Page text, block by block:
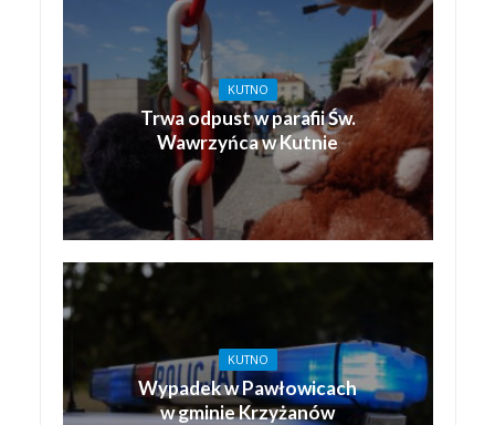
KUTNO
Trwa odpust w parafii Św.
Wawrzyńca w Kutnie
KUTNO
Wypadek w Pawłowicach
w gminie Krzyżanów